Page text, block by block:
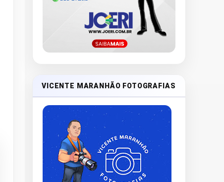
VICENTE MARANHÃO FOTOGRAFIAS